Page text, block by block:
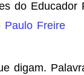
do Educador
Paulo Freire
digam.